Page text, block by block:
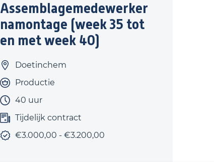
Assemblagemedewerker
namontage (week 35 tot
en met week 40)
Doetinchem
Productie
40 uur
Tijdelijk contract
€3.000,00 - €3.200,00